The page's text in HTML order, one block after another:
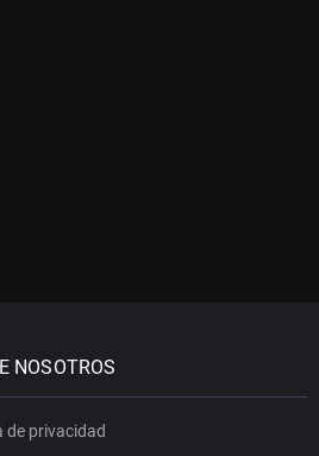
NOSOTROS
de privacidad